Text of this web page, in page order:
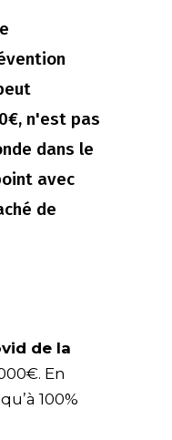
n'est pas
dans le
avec
de
de la
En
100%